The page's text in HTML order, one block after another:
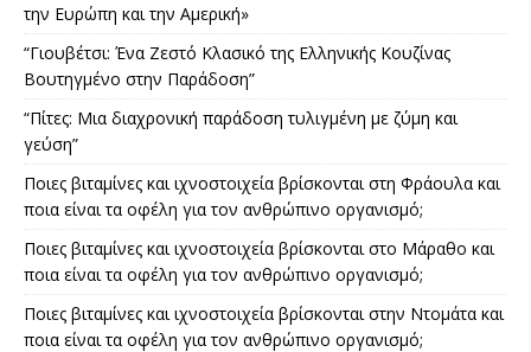
την Ευρώπη και την Αμερική»
“Γιουβέτσι: Ένα Ζεστό Κλασικό της Ελληνικής Κουζίνας
Βουτηγμένο στην Παράδοση”
“Πίτες: Μια διαχρονική παράδοση τυλιγμένη με ζύμη και
γεύση”
Ποιες βιταμίνες και ιχνοστοιχεία βρίσκονται στη Φράουλα και
ποια είναι τα οφέλη για τον ανθρώπινο οργανισμό;
Ποιες βιταμίνες και ιχνοστοιχεία βρίσκονται στο Μάραθο και
ποια είναι τα οφέλη για τον ανθρώπινο οργανισμό;
Ποιες βιταμίνες και ιχνοστοιχεία βρίσκονται στην Ντομάτα και
ποια είναι τα οφέλη για τον ανθρώπινο οργανισμό;